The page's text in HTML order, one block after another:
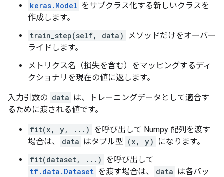
keras.Model をサブクラス化する新しいクラスを
作成します。
train_step(self, data)
メソッドだけをオーバー
ライドします。
メトリクス名（損失を含む）をマッピングするディ
クショナリを現在の値に返します。
入力引数の data は、トレーニングデータとして適合す
るために渡される値です。
fit(x, y, ...) を呼び出して Numpy 配列を渡す
場合は、
data はタプル型 (x, y)
になります。
fit(dataset, ...) を呼び出して
tf.data.Dataset を渡す場合は、 data は各バッ